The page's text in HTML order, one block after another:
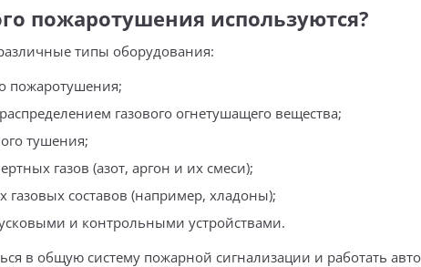
пожаротушения используются?
типы оборудования:
пожаротушения;
газового огнетушащего вещества;
тушения;
газов (азот, аргон и их смеси);
газовых составов (например, хладоны);
и контрольными устройствами.
в общую систему пожарной сигнализации и работать